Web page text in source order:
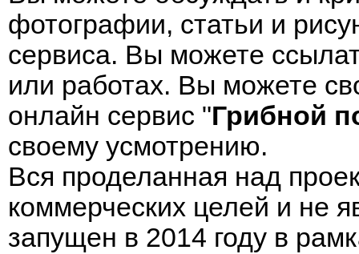
фотографии, статьи и
сервиса. Вы можете
или работах. Вы можете
онлайн сервис "Грибной
своему усмотрению.
Вся проделанная над
коммерческих целей и не
запущен в 2014 году в